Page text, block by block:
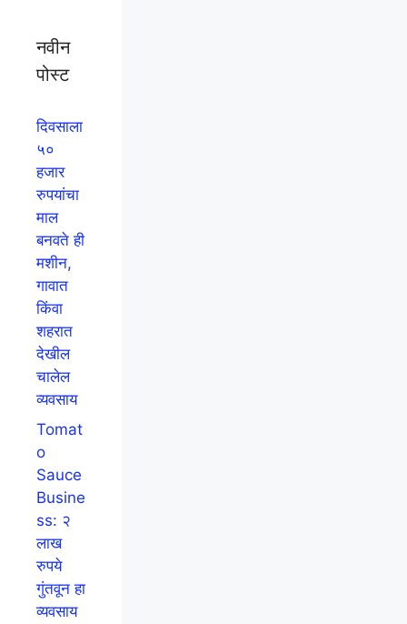
नवीन
पोस्ट
दिवसाला
५०
हजार
रुपयांचा
माल
बनवते ही
मशीन,
गावात
किंवा
शहरात
देखील
चालेल
व्यवसाय
Tomat
o
Sauce
Busine
ss: २
लाख
रुपये
गुंतवून हा
व्यवसाय